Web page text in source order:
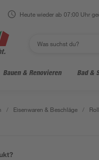
Heute wieder ab 07:00 Uhr
Bauen & Renovieren Bad &
/ Eisenwaren & Beschläge /